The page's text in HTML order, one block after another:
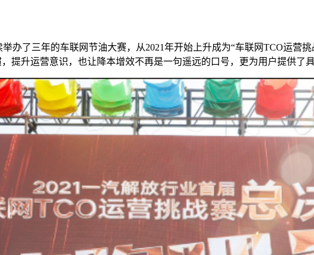
办了三年的车联网节油大赛，从2021年开始上升成为“车联网TCO运营
提升运营意识，也让降本增效不再是一句遥远的口号，更为用户提供了